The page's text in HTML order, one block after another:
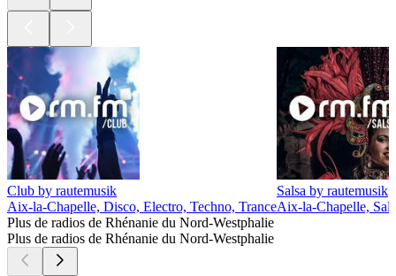
Club by rautemusik
Aix-la-Chapelle, Disco, Electro, Techno, Trance
Salsa by rautemusik
Aix-la-Chapelle,
Plus de radios de Rhénanie du Nord-Westphalie
Plus de radios de Rhénanie du Nord-Westphalie